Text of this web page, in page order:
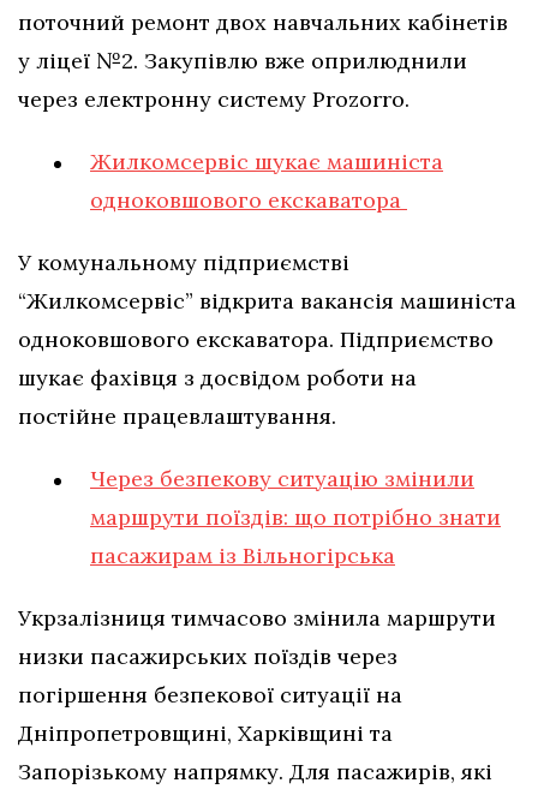
поточний ремонт двох навчальних кабінетів
у ліцеї №2. Закупівлю вже оприлюднили
через електронну систему Prozorro.
Жилкомсервіс шукає машиніста
одноковшового екскаватора
У комунальному підприємстві
“Жилкомсервіс” відкрита вакансія машиніста
одноковшового екскаватора. Підприємство
шукає фахівця з досвідом роботи на
постійне працевлаштування.
Через безпекову ситуацію змінили
маршрути поїздів: що потрібно знати
пасажирам із Вільногірська
Укрзалізниця тимчасово змінила маршрути
низки пасажирських поїздів через
погіршення безпекової ситуації на
Дніпропетровщині, Харківщині та
Запорізькому напрямку. Для пасажирів, які